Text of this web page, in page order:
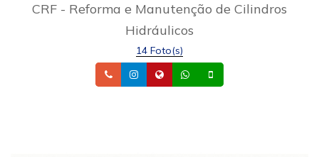
CRF - Reforma e Manutenção de Cilindros
Hidráulicos
14 Foto(s)
TelefoneInstagram
Site Whatsapp